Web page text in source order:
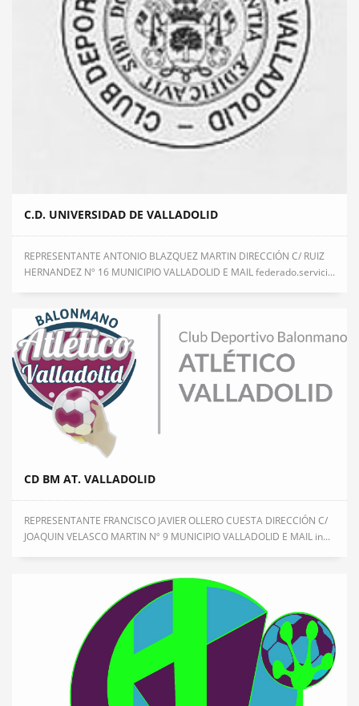
C.D. UNIVERSIDAD DE VALLADOLID
REPRESENTANTE ANTONIO BLAZQUEZ MARTIN DIRECCIÓN C/ RUIZ
HERNANDEZ Nº 16 MUNICIPIO VALLADOLID E MAIL federado.servici...
CD BM AT. VALLADOLID
REPRESENTANTE FRANCISCO JAVIER OLLERO CUESTA DIRECCIÓN C/
JOAQUIN VELASCO MARTIN Nº 9 MUNICIPIO VALLADOLID E MAIL in...